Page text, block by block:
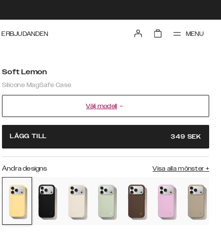
ERBJUDANDEN MENU
Soft Lemon
Silicone MagSafe Case
Välj modell
LÄGG TILL 349 SEK
Andra designs Visa alla mönster +